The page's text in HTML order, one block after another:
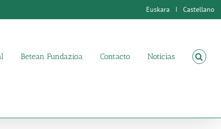
Euskara Castellano
Betean Fundazioa Contacto Noticias